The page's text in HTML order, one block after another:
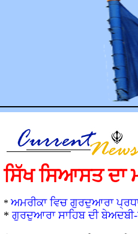
ਸਿੱਖਸਿਆਸਤ ਦਾ
* ਅਮਰੀਕਾ ਵਿਚ ਗੁਰਦੁਆਰਾ
* ਗੁਰਦੁਆਰਾ ਸਾਹਿਬ ਦੀ